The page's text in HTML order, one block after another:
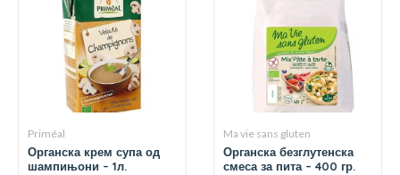
Priméal
Органска крем супа од
шампињони – 1л.
Ma vie sans gluten
Органска безглутенска
смеса за пита – 400 гр.